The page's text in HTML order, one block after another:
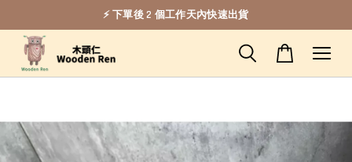
⚡ 下單後 2 個工作天內快速出貨